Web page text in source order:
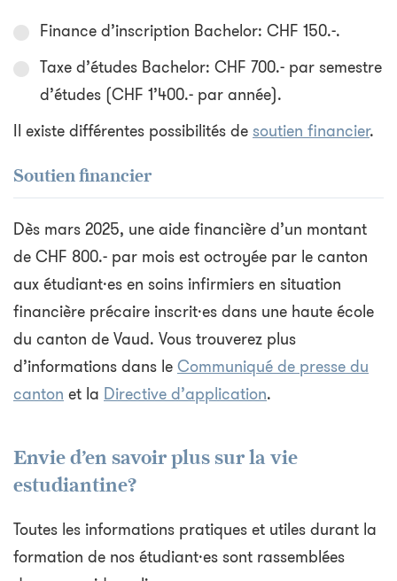
Finance d’inscription Bachelor: CHF 150.-.
Taxe d’études Bachelor: CHF 700.- par semestre
d’études (CHF 1’400.- par année).
Il existe différentes possibilités desoutien financier.
Soutien financier
Dès mars 2025, une aide financière d’un montant
de CHF 800.- par mois est octroyée par le canton
aux étudiant·es en soins infirmiers en situation
financière précaire inscrit·es dans une haute école
du canton de Vaud. Vous trouverez plus
d’informations dans leCommuniqué de presse du
cantonet la Directive d’application.
Envie d’en savoir plus sur la vie
estudiantine?
Toutes les informations pratiques et utiles durant la
formation de nos étudiant·es sont rassemblées